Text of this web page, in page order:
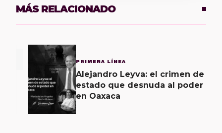
MÁS RELACIONADO
PRIMERA LÍNEA
Alejandro Leyva: el crimen de
estado que desnuda al poder
en Oaxaca